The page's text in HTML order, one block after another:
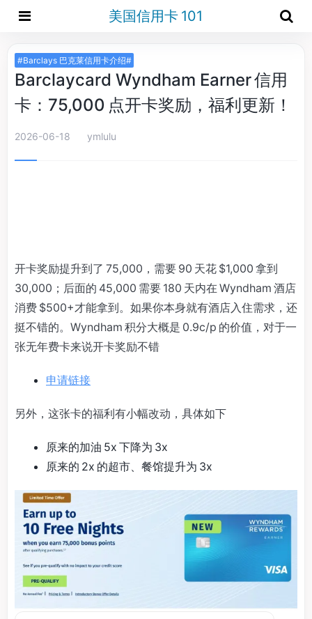
美国信用卡 101
#Barclays 巴克莱信用卡介绍#
Barclaycard Wyndham Earner 信用
卡：75,000 点开卡奖励，福利更新！
2026-06-18 ymlulu
开卡奖励提升到了 75,000，需要 90 天花 $1,000 拿到
30,000；后面的 45,000 需要 180 天内在 Wyndham 酒店
消费 $500+才能拿到。如果你本身就有酒店入住需求，还
挺不错的。Wyndham 积分大概是 0.9c/p 的价值，对于一
张无年费卡来说开卡奖励不错
申请链接
另外，这张卡的福利有小幅改动，具体如下
原来的加油 5x 下降为 3x
原来的 2x 的超市、餐馆提升为 3x